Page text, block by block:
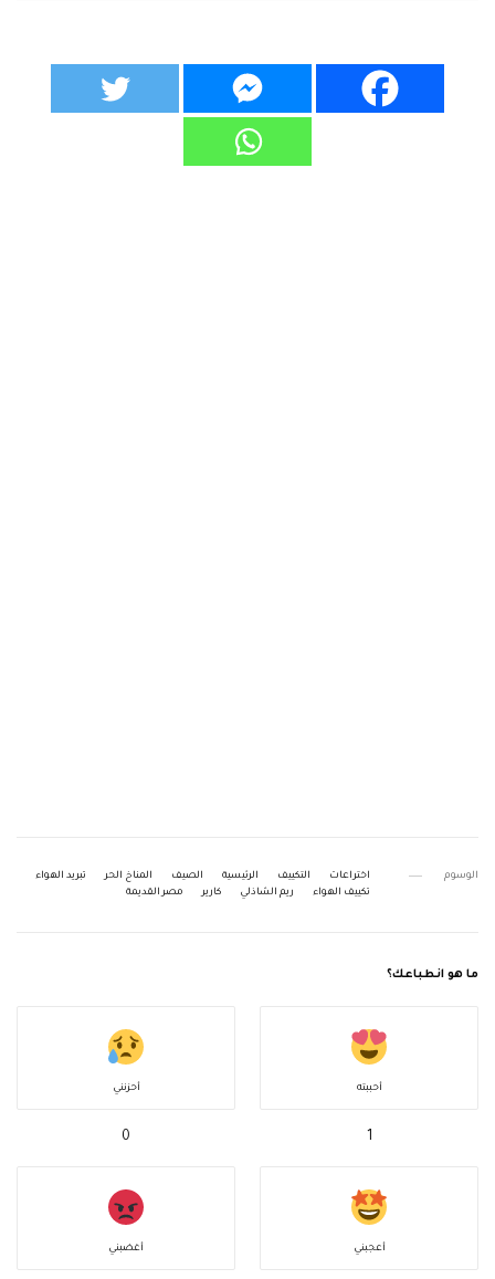
الوسوم اختراعات التكييف الرئيسية الصيف المناخ الحر
تبريد الهواء
تكييف الهواء
ريم الشاذلي كارير مصر القديمة
ما هو انطباعك؟
أحببته
1
أحزنني
0
أعجبني أغضبني